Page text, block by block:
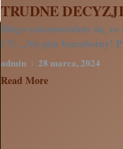
TRUDNE
Długo zastanawiałem się,
CV: „Nie pisz bezrobotny!
admin 28 marca, 2024
Read More